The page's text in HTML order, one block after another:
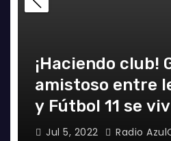
¡Haciendo club!
amistoso entre
y Fútbol 11 se
La Florida
Jul 5, 2022 Radio